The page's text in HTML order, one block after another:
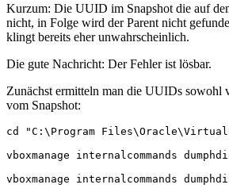
Kurzum: Die UUID im Snapshot die auf
nicht, in Folge wird der Parent nicht
klingt bereits eher unwahrscheinlich.
Die gute Nachricht: Der Fehler ist lösbar.
Zunächst ermitteln man die UUIDs sowohl
vom Snapshot:
cd "C:\Program
vboxmanage internalcommands
vboxmanage internalcommands